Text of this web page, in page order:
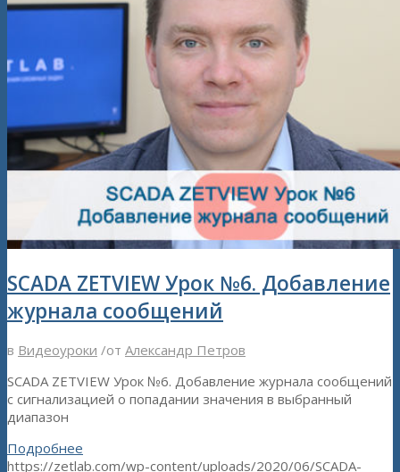
SCADA ZETVIEW Урок №6. Добавление
журнала сообщений
в Видеоуроки /от Александр Петров
SCADA ZETVIEW Урок №6. Добавление журнала сообщений
с сигнализацией о попадании значения в выбранный
диапазон
Подробнее
https://zetlab.com/wp-content/uploads/2020/06/SCADA-